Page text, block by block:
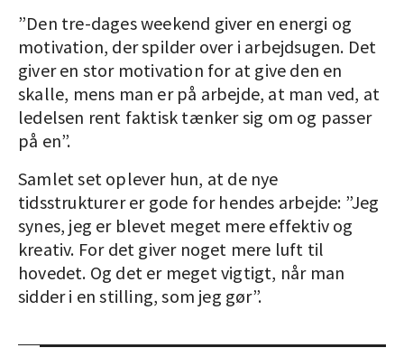
”Den tre-dages weekend giver en energi og
motivation, der spilder over i arbejdsugen. Det
giver en stor motivation for at give den en
skalle, mens man er på arbejde, at man ved, at
ledelsen rent faktisk tænker sig om og passer
på en”.
Samlet set oplever hun, at de nye
tidsstrukturer er gode for hendes arbejde: ”Jeg
synes, jeg er blevet meget mere effektiv og
kreativ. For det giver noget mere luft til
hovedet. Og det er meget vigtigt, når man
sidder i en stilling, som jeg gør”.